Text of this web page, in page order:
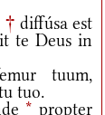
† diffúsa est
te Deus in
tuum,
tuo.
* propter